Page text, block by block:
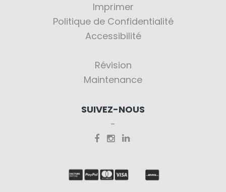
Imprimer
Politique de Confidentialité
Accessibilité
Révision
Maintenance
SUIVEZ-NOUS